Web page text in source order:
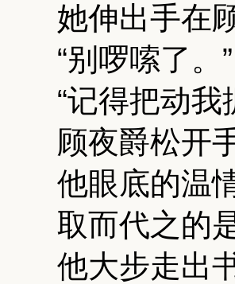
她伸出手在
“别啰嗦了。”
“记得把动
顾夜爵松开
他眼底的温
取而代之的
他大步走出